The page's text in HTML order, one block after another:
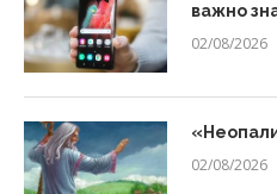
важно
02/08/2026
02/08/2026